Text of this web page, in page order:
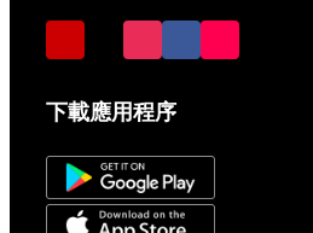
下載應用程序